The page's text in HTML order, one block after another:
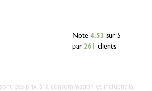
Note 4.53 sur 5
par 261 clients
sont des prix à la consommation et incluent la